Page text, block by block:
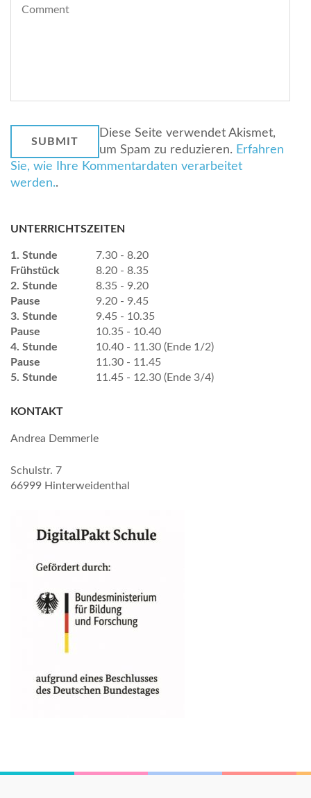
Diese Seite verwendet Akismet,
um Spam zu reduzieren. Erfahren
Sie, wie Ihre Kommentardaten verarbeitet
werden..
UNTERRICHTSZEITEN
1. Stunde
7.30 - 8.20
Frühstück
8.20 - 8.35
2. Stunde
8.35 - 9.20
Pause
9.20 - 9.45
3. Stunde
9.45 - 10.35
Pause
10.35 - 10.40
4. Stunde
10.40 - 11.30 (Ende 1/2)
Pause
11.30 - 11.45
5. Stunde
11.45 - 12.30 (Ende 3/4)
KONTAKT
Andrea Demmerle
Schulstr. 7
66999 Hinterweidenthal